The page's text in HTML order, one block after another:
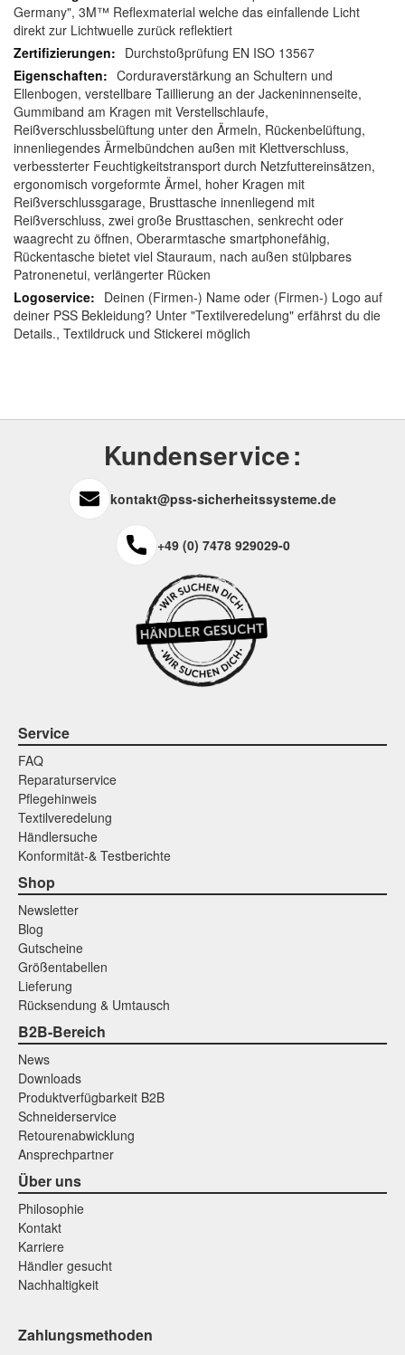
Germany", 3M™ Reflexmaterial welche das einfallende Licht
direkt zur Lichtwuelle zurück reflektiert
Durchstoßprüfung EN ISO 13567
Corduraverstärkung an Schultern und
Ellenbogen, verstellbare Taillierung an der Jackeninnenseite,
Gummiband am Kragen mit Verstellschlaufe,
Reißverschlussbelüftung unter den Ärmeln, Rückenbelüftung,
innenliegendes Ärmelbündchen außen mit Klettverschluss,
verbessterter Feuchtigkeitstransport durch Netzfuttereinsätzen,
ergonomisch vorgeformte Ärmel, hoher Kragen mit
Reißverschlussgarage, Brusttasche innenliegend mit
Reißverschluss, zwei große Brusttaschen, senkrecht oder
waagrecht zu öffnen, Oberarmtasche smartphonefähig,
Rückentasche bietet viel Stauraum, nach außen stülpbares
Patronenetui, verlängerter Rücken
Deinen (Firmen-) Name oder (Firmen-) Logo auf
deiner PSS Bekleidung? Unter "Textilveredelung" erfährst du die
Details., Textildruck und Stickerei möglich
Kundenservice
kontakt@pss-sicherheitssysteme.de
+49 (0) 7478 929029-0
Service
FAQ
Reparaturservice
Pflegehinweis
Textilveredelung
Händlersuche
Konformität-& Testberichte
Shop
Newsletter
Blog
Gutscheine
Größentabellen
Lieferung
Rücksendung & Umtausch
B2B-Bereich
News
Downloads
Produktverfügbarkeit B2B
Schneiderservice
Retourenabwicklung
Ansprechpartner
Über uns
Philosophie
Kontakt
Karriere
Händler gesucht
Nachhaltigkeit
Zahlungsmethoden